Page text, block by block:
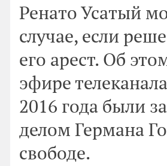
Ренато Усатый
случае, если
его арест. Об
эфире
2016 года были
делом Германа
свободе.